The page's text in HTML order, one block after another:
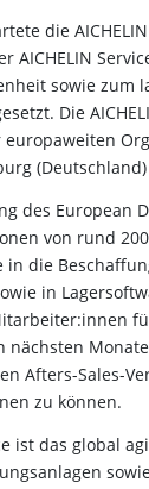
die
AICHELIN
sowie zum
Die
europaweiten
des European
von rund
die
in
nächsten
Afters-Sales-
zu können.
ist das global